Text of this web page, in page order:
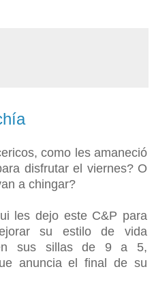
como les amaneció
disfrutar el viernes? O
a chingar?
les dejo este C&P para
su estilo de vida
en sus sillas de 9 a 5,
anuncia el final de su